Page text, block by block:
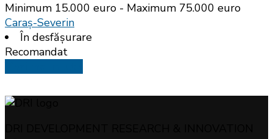
Minimum 15.000 euro - Maximum 75.000 euro
Caraș-Severin
În desfășurare
Recomandat